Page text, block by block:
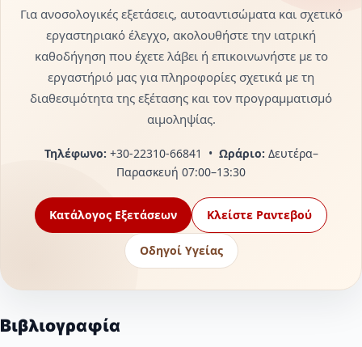
Για ανοσολογικές εξετάσεις, αυτοαντισώματα και σχετικό
εργαστηριακό έλεγχο, ακολουθήστε την ιατρική
καθοδήγηση που έχετε λάβει ή επικοινωνήστε με το
εργαστήριό μας για πληροφορίες σχετικά με τη
διαθεσιμότητα της εξέτασης και τον προγραμματισμό
αιμοληψίας.
Τηλέφωνο: +30-22310-66841 • Ωράριο: Δευτέρα–
Παρασκευή 07:00–13:30
Κατάλογος Εξετάσεων Κλείστε Ραντεβού
Οδηγοί Υγείας
Βιβλιογραφία